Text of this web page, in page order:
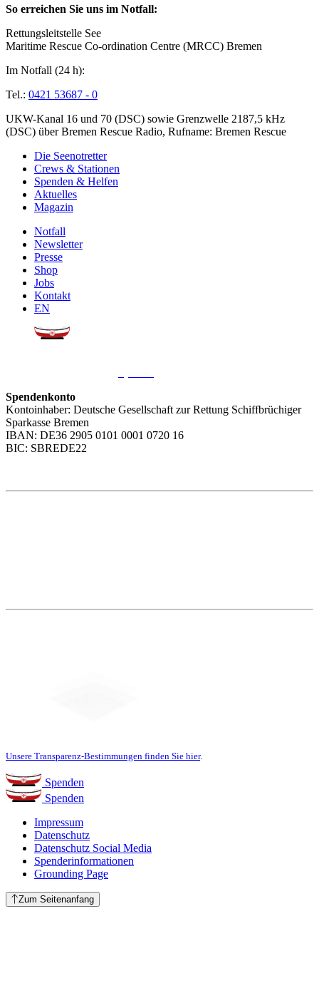
So erreichen Sie uns im Notfall:
Rettungsleitstelle See
Maritime Rescue Co-ordination Centre (MRCC) Bremen
Im Notfall (24 h):
Tel.: 0421 53687 - 0
UKW-Kanal 16 und 70 (DSC) sowie Grenzwelle 2187,5 kHz
(DSC) über Bremen Rescue Radio, Rufname: Bremen Rescue
Die Seenotretter
Crews & Stationen
Spenden & Helfen
Aktuelles
Magazin
Notfall
Newsletter
Presse
Shop
Jobs
Kontakt
EN
Spendenkonto
Kontoinhaber: Deutsche Gesellschaft zur Rettung Schiffbrüchiger
Sparkasse Bremen
IBAN: DE36 2905 0101 0001 0720 16
BIC: SBREDE22
Unsere Transparenz-Bestimmungen finden Sie hier.
Spenden
Spenden
Impressum
Datenschutz
Datenschutz Social Media
Spenderinformationen
Grounding Page
Zum Seitenanfang